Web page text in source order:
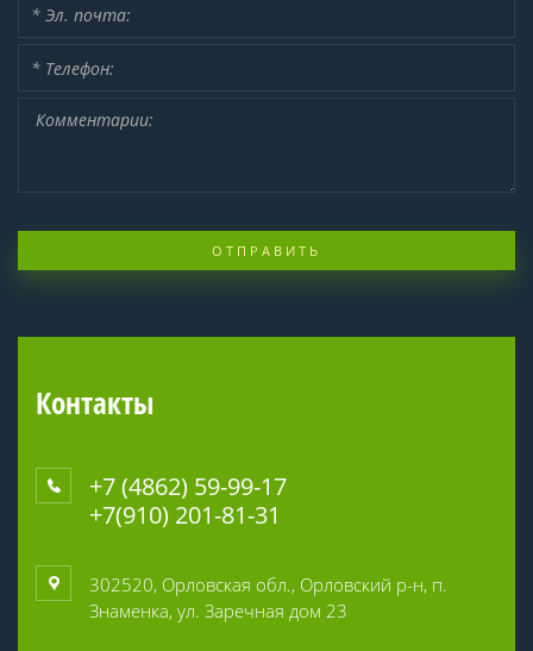
ОТПРАВИТЬ
Контакты
+7 (4862) 59-99-17
+7(910) 201-81-31
302520, Орловская обл., Орловский р-н, п.
Знаменка, ул. Заречная дом 23